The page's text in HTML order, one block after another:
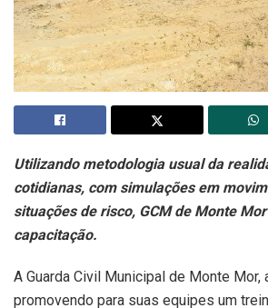
Utilizando metodologia usual da
cotidianas, com simulações em
situações de risco, GCM de Monte
capacitação.
A Guarda Civil Municipal de Monte Mor,
promovendo para suas equipes um